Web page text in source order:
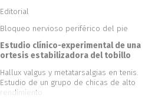
Editorial
Bloqueo nervioso periférico del pie
Estudio clínico-experimental de una
ortesis estabilizadora del tobillo
Hallux valgus y metatarsalgias en tenis.
Estudio de un grupo de chicas de alto
rendimiento